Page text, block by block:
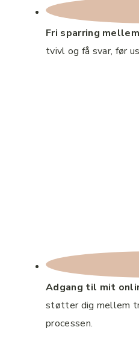
Fri sparring
tvivl og få svar, før
Adgang til mit
støtter dig mellem
processen.